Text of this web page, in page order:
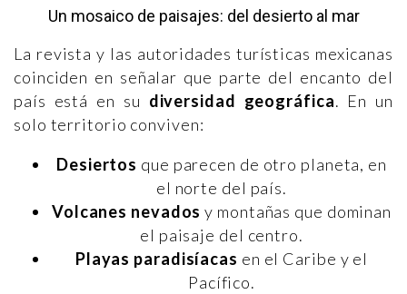
Un mosaico de paisajes: del desierto al mar
La revista y las autoridades turísticas mexicanas
coinciden en señalar que parte del encanto del
país está en su diversidad geográfica. En un
solo territorio conviven:
Desiertos que parecen de otro planeta, en
el norte del país.
Volcanes nevados y montañas que dominan
el paisaje del centro.
Playas paradisíacas en el Caribe y el
Pacífico.